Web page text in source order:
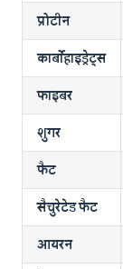
प्रोटीन
कार्बोहाइड्रेट्स
फाइबर
शुगर
फैट
सैचुरेटेड फैट
आयरन